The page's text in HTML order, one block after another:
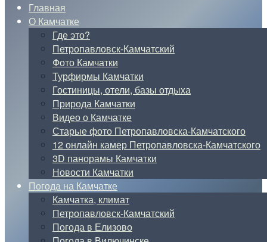
Главная
О Камчатке
Где это?
Петропавловск-Камчатский
Фото Камчатки
Турфирмы Камчатки
Гостиницы, отели, базы отдыха
Природа Камчатки
Видео о Камчатке
Старые фото Петропавловска-Камчатского
12 онлайн камер Петропавловска-Камчатского
3D панорамы Камчатки
Новости Камчатки
Погода на Камчатке
Камчатка, климат
Петропавловск-Камчатский
Погода в Елизово